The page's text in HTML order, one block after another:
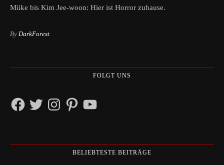
Miike bis Kim Jee-woon: Hier ist Horror zuhause.
By DarkForest
FOLGT UNS
FacebookTwitterInstagramPinterestYouTube
BELIEBTESTE BEITRÄGE